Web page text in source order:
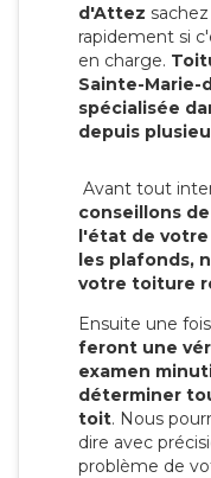
d'Attez
rapidement si
en charge.
Sainte-
spécialisée
depuis
Avant tout
conseillons
l'état de
les plafonds,
votre toiture
Ensuite une
feront une
examen
déterminer
toit. Nous
dire avec
problème de